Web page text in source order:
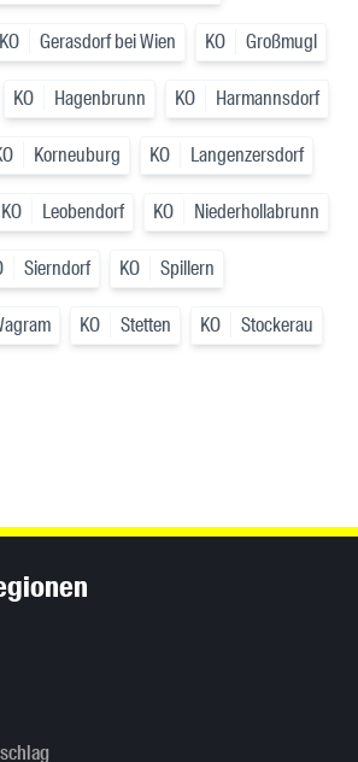
KO Gerasdorf bei Wien KO Großmugl
KO Hagenbrunn KO Harmannsdorf
Korneuburg KO Langenzersdorf
KO Leobendorf KO Niederhollabrunn
Sierndorf KO Spillern
KO Stetten KO Stockerau